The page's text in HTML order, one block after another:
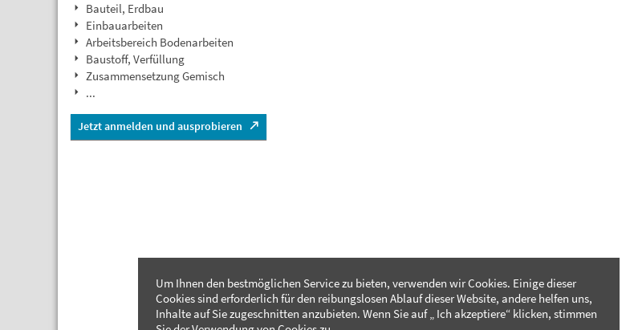
Bauteil, Erdbau
Einbauarbeiten
Arbeitsbereich Bodenarbeiten
Baustoff, Verfüllung
Zusammensetzung Gemisch
...
Jetzt anmelden und ausprobieren
Um Ihnen den bestmöglichen Service zu bieten, verwenden wir Cookies. Einige dieser
Cookies sind erforderlich für den reibungslosen Ablauf dieser Website, andere helfen uns,
Inhalte auf Sie zugeschnitten anzubieten. Wenn Sie auf „ Ich akzeptiere“ klicken, stimmen